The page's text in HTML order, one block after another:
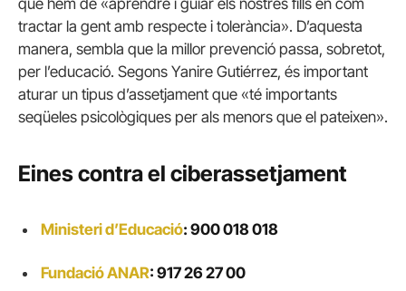
tractar la gent amb respecte i tolerància». D’aquesta
manera, sembla que la millor prevenció passa, sobretot,
per l’educació. Segons Yanire Gutiérrez, és important
aturar un tipus d’assetjament que «té importants
seqüeles psicològiques per als menors que el pateixen».
Eines contra el ciberassetjament
Ministeri d’Educació: 900 018 018
Fundació ANAR: 917 26 27 00